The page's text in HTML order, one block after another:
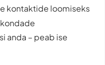
kontaktide loomiseks
anda – peab ise